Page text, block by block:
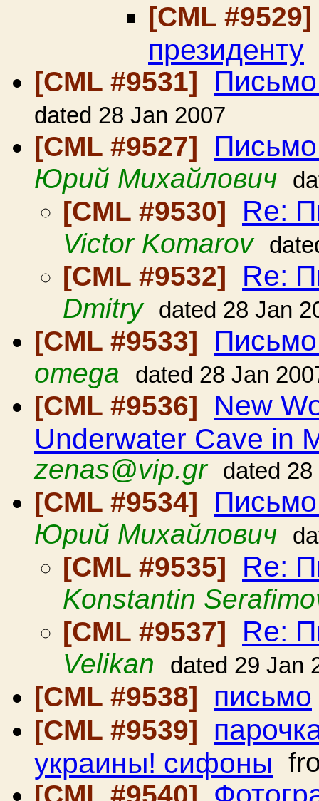
[CML #9529]
президенту
[CML #9531]
dated 28 Jan 2007
[CML #9527]
Юрий Михайлович
[CML #9530] Re:
Victor Komarov
[CML #9532] Re:
Dmitry dated 28 Jan
[CML #9533]
omega dated 28 Jan
[CML #9536] New
Underwater Cave in
zenas@vip.gr
dated
[CML #9534]
Юрий Михайлович
[CML #9535] Re:
Konstantin
[CML #9537]
Re:
Velikan dated 29 Jan
[CML #9538] письмо
[CML #9539]
украины! сифоны